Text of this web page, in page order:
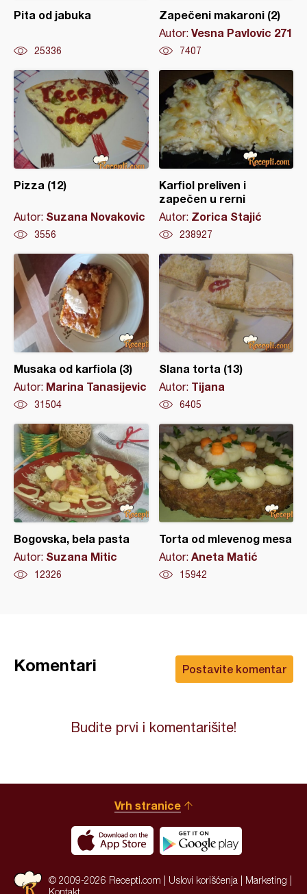
Pita od jabuka
25336
Zapečeni makaroni (2)
Autor: Vesna Pavlovic 271
7407
Pizza (12)
Autor: Suzana Novakovic
3556
Karfiol preliven i
zapečen u rerni
Autor: Zorica Stajić
238927
Musaka od karfiola (3)
Autor: Marina Tanasijevic
31504
Slana torta (13)
Autor: Tijana
6405
Bogovska, bela pasta
Autor: Suzana Mitic
12326
Torta od mlevenog mesa
Autor: Aneta Matić
15942
Postavite komentar
Komentari
Budite prvi i komentarišite!
Vrh stranice
© 2009-2026 Recepti.com | Uslovi korišćenja Marketing
Kontakt